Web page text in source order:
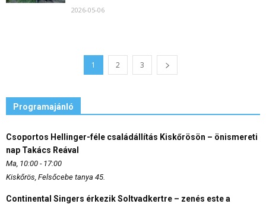
2026-05-06
1 2 3
Programajánló
Csoportos Hellinger-féle családállítás Kiskőrösön – önismereti
nap Takács Reával
Ma, 10:00 - 17:00
Kiskőrös, Felsőcebe tanya 45.
Continental Singers érkezik Soltvadkertre – zenés este a